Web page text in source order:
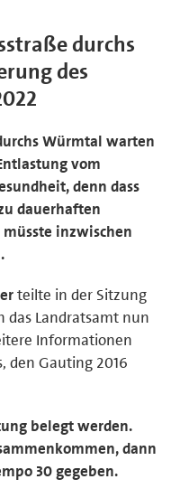
durchs
des
Würmtal warten
vom
denn dass
dauerhaften
inzwischen
teilte in der Sitzung
das Landratsamt nun
Informationen
den Gauting 2016
belegt werden.
dann
30 gegeben.